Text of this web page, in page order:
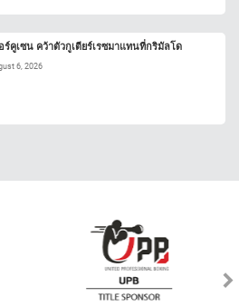
อร์คูเซน คว้าตัวกูเตียร์เรซมาแทนที่กริมัลโด
6, 2026